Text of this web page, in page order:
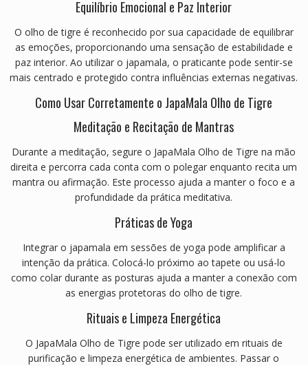
Equilíbrio Emocional e Paz Interior
O olho de tigre é reconhecido por sua capacidade de equilibrar
as emoções, proporcionando uma sensação de estabilidade e
paz interior. Ao utilizar o japamala, o praticante pode sentir-se
mais centrado e protegido contra influências externas negativas.
Como Usar Corretamente o JapaMala Olho de Tigre
Meditação e Recitação de Mantras
Durante a meditação, segure o JapaMala Olho de Tigre na mão
direita e percorra cada conta com o polegar enquanto recita um
mantra ou afirmação. Este processo ajuda a manter o foco e a
profundidade da prática meditativa.
Práticas de Yoga
Integrar o japamala em sessões de yoga pode amplificar a
intenção da prática. Colocá-lo próximo ao tapete ou usá-lo
como colar durante as posturas ajuda a manter a conexão com
as energias protetoras do olho de tigre.
Rituais e Limpeza Energética
O JapaMala Olho de Tigre pode ser utilizado em rituais de
purificação e limpeza energética de ambientes. Passar o